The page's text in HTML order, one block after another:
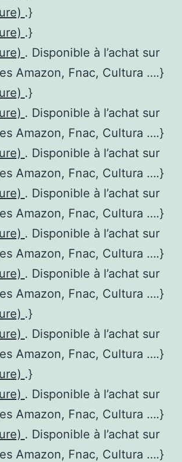
.}
.}
. Disponible à l’achat sur
Amazon, Fnac, Cultura ….}
.}
. Disponible à l’achat sur
Amazon, Fnac, Cultura ….}
. Disponible à l’achat sur
Amazon, Fnac, Cultura ….}
. Disponible à l’achat sur
Amazon, Fnac, Cultura ….}
. Disponible à l’achat sur
Amazon, Fnac, Cultura ….}
. Disponible à l’achat sur
Amazon, Fnac, Cultura ….}
.}
. Disponible à l’achat sur
Amazon, Fnac, Cultura ….}
.}
. Disponible à l’achat sur
Amazon, Fnac, Cultura ….}
. Disponible à l’achat sur
Amazon, Fnac, Cultura ….}